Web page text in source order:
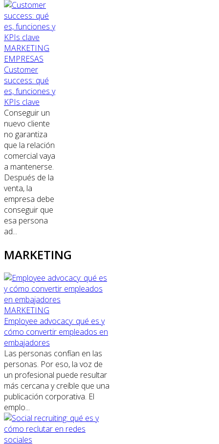
MARKETING
EMPRESAS
Customer
success: qué
es, funciones y
KPIs clave
Conseguir un
nuevo cliente
no garantiza
que la relación
comercial vaya
a mantenerse.
Después de la
venta, la
empresa debe
conseguir que
esa persona
ad...
MARKETING
MARKETING
Employee advocacy: qué es y
cómo convertir empleados en
embajadores
Las personas confían en las
personas. Por eso, la voz de
un profesional puede resultar
más cercana y creíble que una
publicación corporativa. El
emplo...